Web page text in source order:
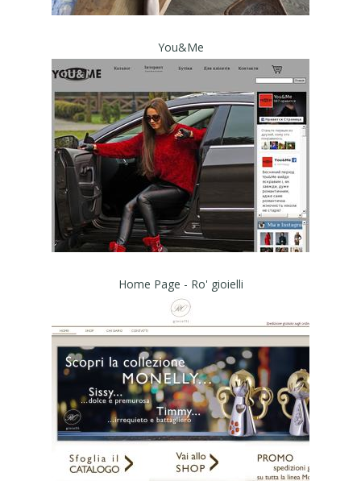
You&Me
Home Page - Ro' gioielli